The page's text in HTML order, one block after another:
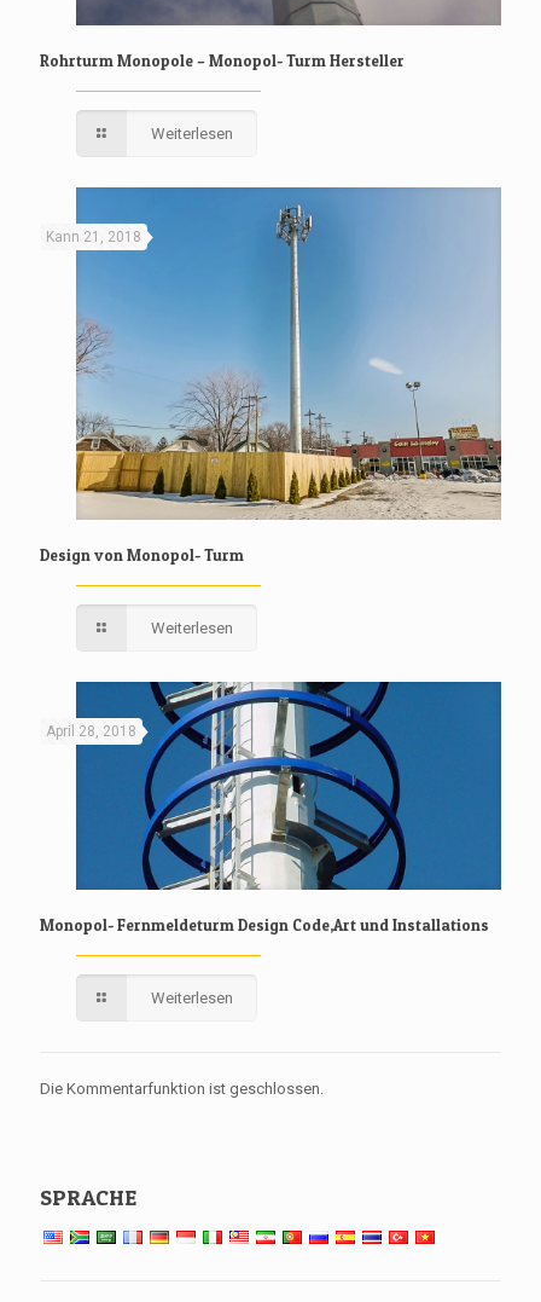
Rohrturm Monopole – Monopol- Turm Hersteller
Weiterlesen
Kann 21, 2018
Design von Monopol- Turm
Weiterlesen
April 28, 2018
Monopol- Fernmeldeturm Design Code,Art und Installations
Weiterlesen
Die Kommentarfunktion ist geschlossen.
SPRACHE